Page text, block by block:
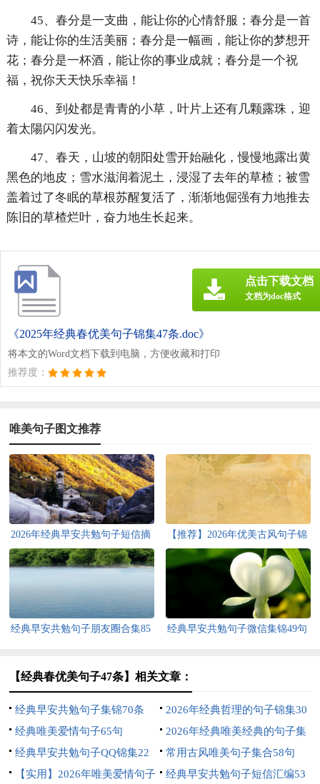
45、春分是一支曲，能让你的心情舒服；春分是一首
诗，能让你的生活美丽；春分是一幅画，能让你的梦想开
花；春分是一杯酒，能让你的事业成就；春分是一个祝
福，祝你天天快乐幸福！
46、到处都是青青的小草，叶片上还有几颗露珠，迎
着太陽闪闪发光。
47、春天，山坡的朝阳处雪开始融化，慢慢地露出黄
黑色的地皮；雪水滋润着泥土，浸湿了去年的草楂；被雪
盖着过了冬眠的草根苏醒复活了，渐渐地倔强有力地推去
陈旧的草楂烂叶，奋力地生长起来。
《2025年经典春优美句子锦集47条.doc》
将本文的Word文档下载到电脑，方便收藏和打印
推荐度：
点击下载文档
文档为doc格式
唯美句子图文推荐
2026年经典早安共勉句子短信摘
录22句
【推荐】2026年优美古风句子锦
集35句
经典早安共勉句子朋友圈合集85
经典早安共勉句子微信集锦49句
【经典春优美句子47条】相关文章：
经典早安共勉句子集锦70条
2026年经典哲理的句子锦集30
条
经典唯美爱情句子65句
2026年经典唯美经典的句子集
合36条
经典早安共勉句子QQ锦集22
条
常用古风唯美句子集合58句
【实用】2026年唯美爱情句子
经典早安共勉句子短信汇编53